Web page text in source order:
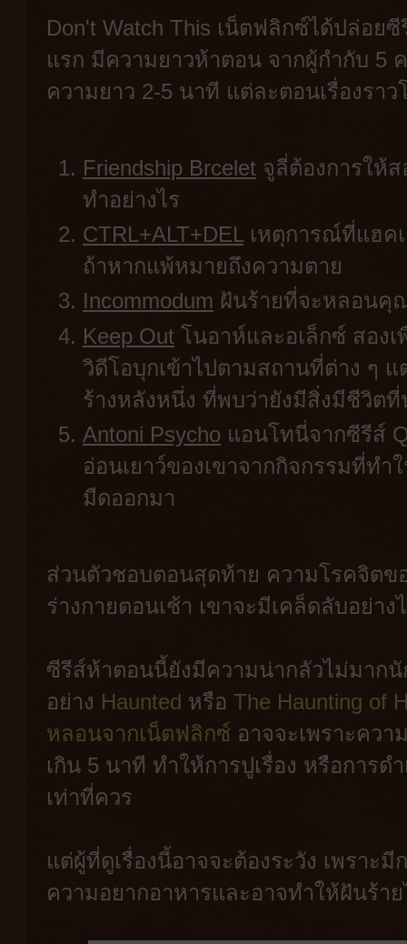
Don't Watch This เน็ตฟลิกซ์ได้ปล่อย
แรก มีความยาวห้าตอน จากผู้กำกับ 5
ความยาว 2-5 นาที แต่ละตอนเรื่องราว
Friendship Brcelet จูลี่ต้องการให้
ทำอย่างไร
CTRL+ALT+DELเหตุการณ์ที่แฮคเ
ถ้าหากแพ้หมายถึงความตาย
Incommodum ฝันร้ายที่จะหลอนคุ
Keep Out โนอาห์และอเล็กซ์ สอง
วิดีโอบุกเข้าไปตามสถานที่ต่าง ๆ
ร้างหลังหนึ่ง ที่พบว่ายังมีสิ่งมีชีวิต
Antoni Psycho แอนโทนี่จากซีรีส์
อ่อนเยาว์ของเขาจากกิจกรรมที่ท
มืดออกมา
ส่วนตัวชอบตอนสุดท้าย ความโรคจิต
ร่างกายตอนเช้า เขาจะมีเคล็ดลับอย่าง
ซีรีส์ห้าตอนนี้ยังมีความน่ากลัวไม่มากนั
อย่าง Haunted หรือ The Haunting of
หลอนจากเน็ตฟลิกซ์ อาจจะเพราะคว
เกิน 5 นาที ทำให้การปูเรื่อง หรือการด
เท่าที่ควร
แต่ผู้ที่ดูเรื่องนี้อาจจะต้องระวัง เพราะ
ความอยากอาหารและอาจทำให้ฝันร้า